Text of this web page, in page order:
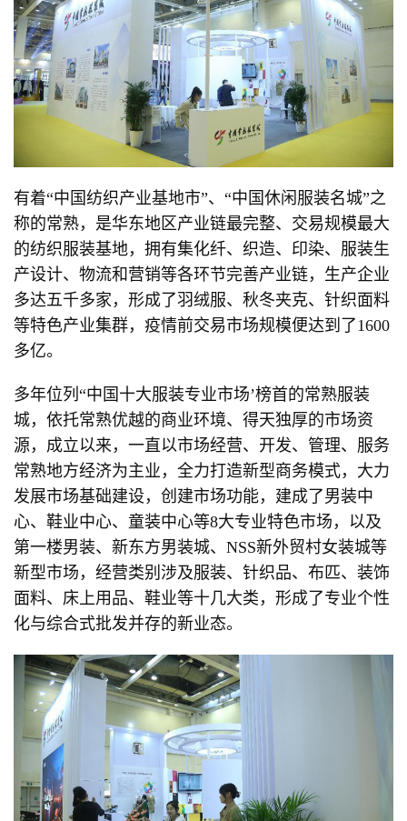
有着“中国纺织产业基地市”、“中国休闲服装名城”之
称的常熟，是华东地区产业链最完整、交易规模最大
的纺织服装基地，拥有集化纤、织造、印染、服装生
产设计、物流和营销等各环节完善产业链，生产企业
多达五千多家，形成了羽绒服、秋冬夹克、针织面料
等特色产业集群，疫情前交易市场规模便达到了1600
多亿。
多年位列“中国十大服装专业市场’榜首的常熟服装
城，依托常熟优越的商业环境、得天独厚的市场资
源，成立以来，一直以市场经营、开发、管理、服务
常熟地方经济为主业，全力打造新型商务模式，大力
发展市场基础建设，创建市场功能，建成了男装中
心、鞋业中心、童装中心等8大专业特色市场，以及
第一楼男装、新东方男装城、NSS新外贸村女装城等
新型市场，经营类别涉及服装、针织品、布匹、装饰
面料、床上用品、鞋业等十几大类，形成了专业个性
化与综合式批发并存的新业态。